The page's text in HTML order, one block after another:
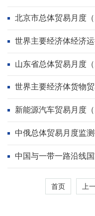
北京市总体贸易月度
世界主要经济体经济
（2023年1-9月）
山东省总体贸易月度
世界主要经济体货物
月）监测报告
新能源汽车贸易月度
中俄总体贸易月度监测
中国与一带一路沿线
月）监测报告
首页 上